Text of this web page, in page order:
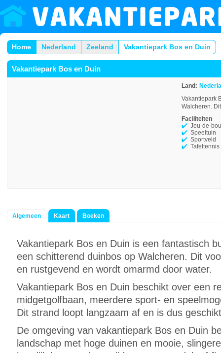
Home Nederland Zeeland Vakantiepark Bos en Duin
Vakantiepark Bos en Duin
Land:
Vakantiepark
Walcheren.
Faciliteiten
Jeu-de-
Speeltuin
Sportveld
Tafeltennis
Algemeen Kaart Boeken
Vakantiepark Bos en Duin is een fantastisch
een schitterend duinbos op Walcheren. Dit
en rustgevend en wordt omarmd door water.
Vakantiepark Bos en Duin beschikt over een
midgetgolfbaan, meerdere sport- en
Dit strand loopt langzaam af en is dus
De omgeving van vakantiepark Bos en Duin
landschap met hoge duinen en mooie,